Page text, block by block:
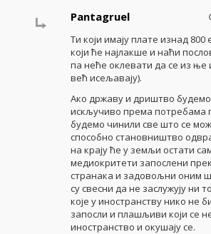
Pantagruel
Ти који имају плате изнад
који ће најлакше и наћи
па неће оклевати да се из ње
већ исељавају).
Ако државу и дриштво будемо
искључиво према потребама
будемо чинили све што се
способно становништво
на крају ће у земљи остати
медиокритети запослени
странака и задовољни оним
су свесни да не заслужују ни
које у иностранству нико не
запосли и плашљиви који се
иностранство и окушају се.